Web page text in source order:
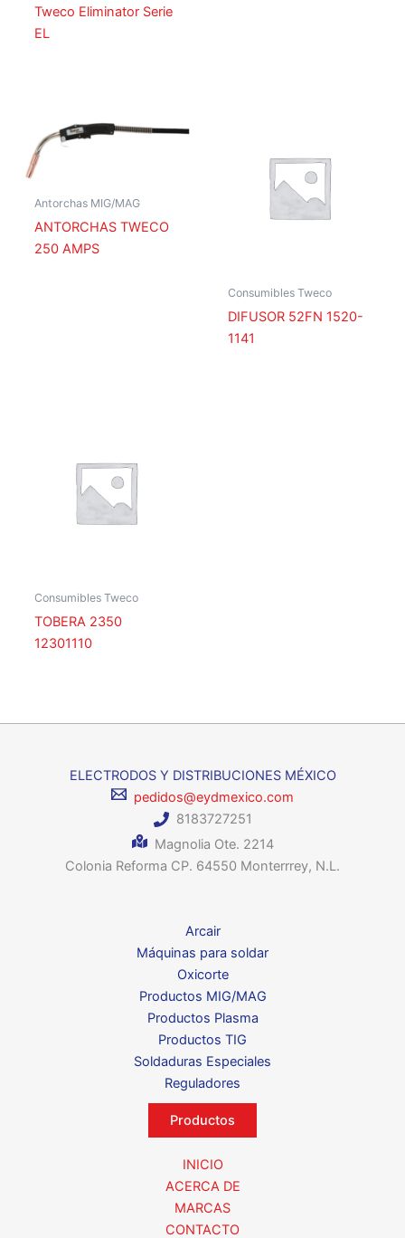
Tweco Eliminator Serie
EL
Antorchas MIG/MAG
ANTORCHAS TWECO
250 AMPS
Consumibles Tweco
DIFUSOR 52FN 1520-
1141
Consumibles Tweco
TOBERA 2350
12301110
ELECTRODOS Y DISTRIBUCIONES MÉXICO
pedidos@eydmexico.com
8183727251
Magnolia Ote. 2214
Colonia Reforma CP. 64550 Monterrrey, N.L.
Arcair
Máquinas para soldar
Oxicorte
Productos MIG/MAG
Productos Plasma
Productos TIG
Soldaduras Especiales
Reguladores
Productos
INICIO
ACERCA DE
MARCAS
CONTACTO